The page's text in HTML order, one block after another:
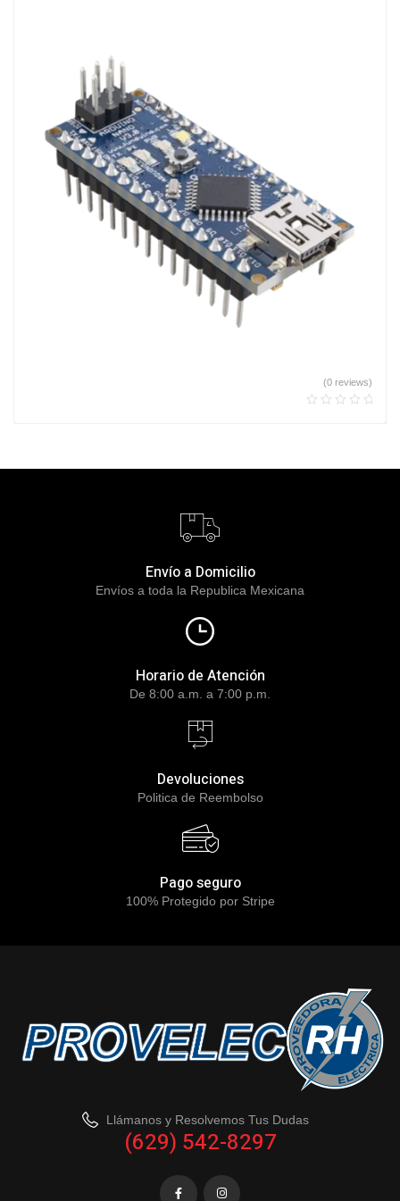
(0 reviews)
Envío a Domicilio
Envíos a toda la Republica Mexicana
Horario de Atención
De 8:00 a.m. a 7:00 p.m.
Devoluciones
Politica de Reembolso
Pago seguro
100% Protegido por Stripe
Llámanos y Resolvemos Tus Dudas
(629) 542-8297